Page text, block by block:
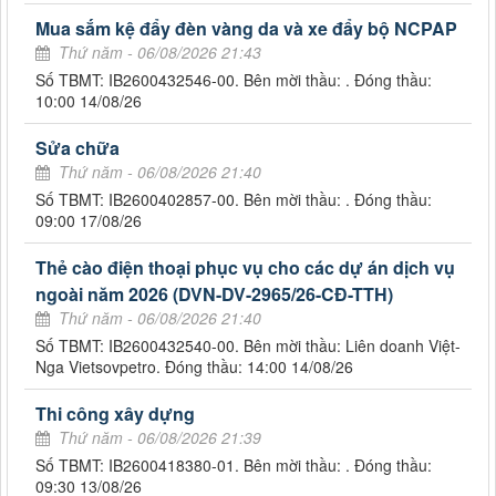
Mua sắm kệ đẩy đèn vàng da và xe đẩy bộ NCPAP
Thứ năm - 06/08/2026 21:43
Số TBMT: IB2600432546-00. Bên mời thầu: . Đóng thầu:
10:00 14/08/26
Sửa chữa
Thứ năm - 06/08/2026 21:40
Số TBMT: IB2600402857-00. Bên mời thầu: . Đóng thầu:
09:00 17/08/26
Thẻ cào điện thoại phục vụ cho các dự án dịch vụ
ngoài năm 2026 (DVN-DV-2965/26-CĐ-TTH)
Thứ năm - 06/08/2026 21:40
Số TBMT: IB2600432540-00. Bên mời thầu: Liên doanh Việt-
Nga Vietsovpetro. Đóng thầu: 14:00 14/08/26
Thi công xây dựng
Thứ năm - 06/08/2026 21:39
Số TBMT: IB2600418380-01. Bên mời thầu: . Đóng thầu:
09:30 13/08/26